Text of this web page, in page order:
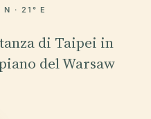
N · 21° E
di Taipei in
del Warsaw